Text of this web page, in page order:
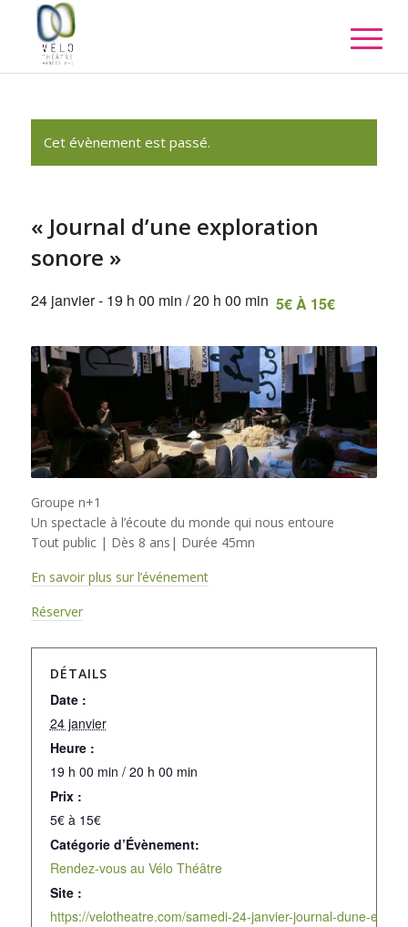
Cet évènement est passé.
« Journal d’une exploration
sonore »
24 janvier - 19 h 00 min /20 h 00 min 5€ À 15€
Groupe n+1
Un spectacle à l’écoute du monde qui nous entoure
Tout public | Dès 8 ans| Durée 45mn
En savoir plus sur l’événement
Réserver
DÉTAILS
Date :
24 janvier
Heure :
19 h 00 min / 20 h 00 min
Prix :
5€ à 15€
Catégorie d’Évènement:
Rendez-vous au Vélo Théâtre
Site :
https://velotheatre.com/samedi-24-janvier-journal-dune-